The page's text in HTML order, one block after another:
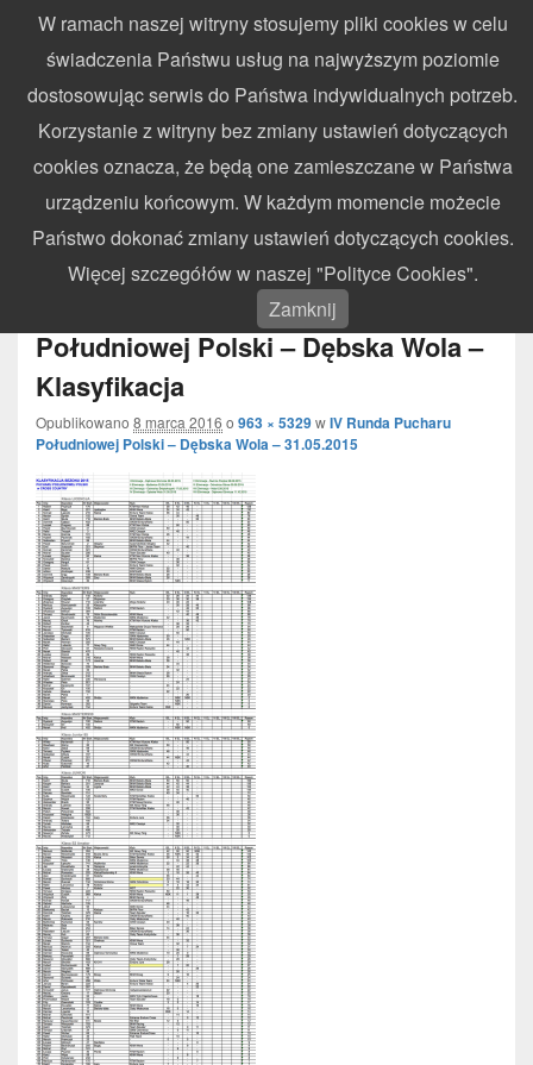
WynikiZawodow.pl
Profesjonalny elektroniczny pomiar czasu – chronometraż zawodów
sportowych
Search
for:
Search
Nawigacja
obrazków
← Poprzedni Następny →
2015.05.31 – IV Runda Pucharu
Południowej Polski – Dębska Wola –
Klasyfikacja
Opublikowano 8 marca 2016 o 963 × 5329wIV Runda Pucharu
Południowej Polski – Dębska Wola – 31.05.2015
W ramach naszej witryny stosujemy pliki cookies w celu
świadczenia Państwu usług na najwyższym poziomie
dostosowując serwis do Państwa indywidualnych potrzeb.
Korzystanie z witryny bez zmiany ustawień dotyczących
cookies oznacza, że będą one zamieszczane w Państwa
urządzeniu końcowym. W każdym momencie możecie
Państwo dokonać zmiany ustawień dotyczących cookies.
Więcej szczegółów w naszej "Polityce Cookies".
Zamknij